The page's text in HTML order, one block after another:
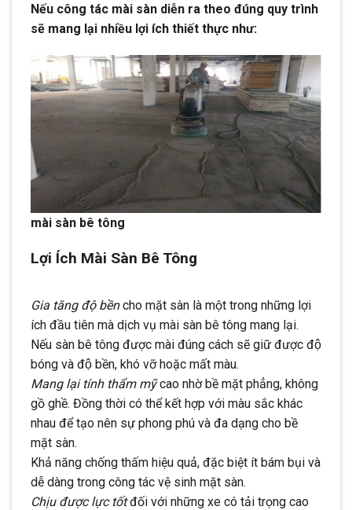
Nếu công tác mài sàn diễn ra theo đúng quy trình
sẽ mang lại nhiều lợi ích thiết thực như:
mài sàn bê tông
Lợi Ích Mài Sàn Bê Tông
Gia tăng độ bềncho mặt sàn là một trong những lợi
ích đầu tiên mà dịch vụ mài sàn bê tông mang lại.
Nếu sàn bê tông được mài đúng cách sẽ giữ được độ
bóng và độ bền, khó vỡ hoặc mất màu.
Mang lại tính thẩm mỹcao nhờ bề mặt phẳng, không
gồ ghề. Đồng thời có thể kết hợp với màu sắc khác
nhau để tạo nên sự phong phú và đa dạng cho bề
mặt sàn.
Khả năng chống thấm hiệu quả, đặc biệt ít bám bụi và
dễ dàng trong công tác vệ sinh mặt sàn.
Chịu được lực tốtđối với những xe có tải trọng cao